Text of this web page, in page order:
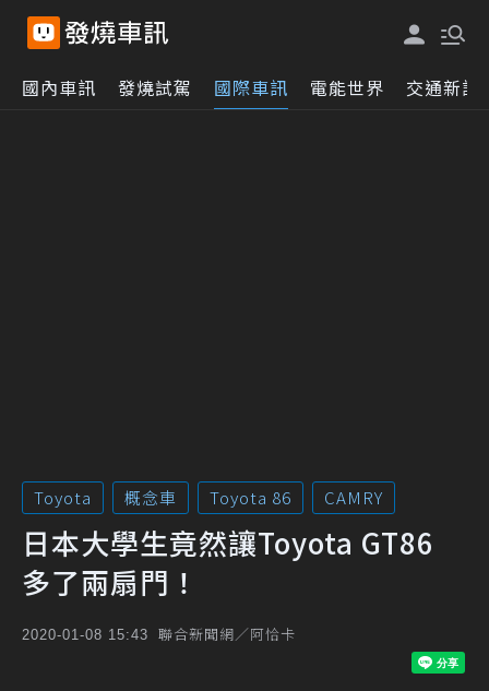
國內車訊 發燒試駕 國際車訊 電能世界 交通新訊
Toyota 概念車 Toyota 86 CAMRY
日本大學生竟然讓Toyota GT86
多了兩扇門！
2020-01-08 15:43 聯合新聞網／阿恰卡